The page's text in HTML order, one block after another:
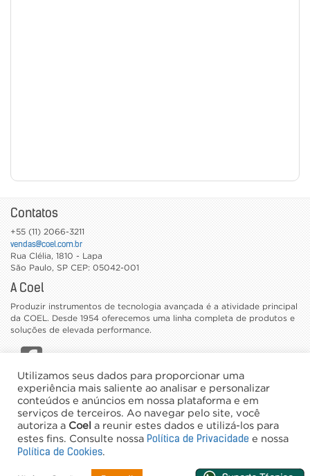
Contatos
+55 (11) 2066-3211
vendas@coel.com.br
Rua Clélia, 1810 - Lapa
São Paulo, SP CEP: 05042-001
A Coel
Produzir instrumentos de tecnologia avançada é a atividade principal
da COEL. Desde 1954 oferecemos uma linha completa de produtos e
soluções de elevada performance.
CATÁLOGOS
TRABALHE CONOSCO
NEWSLETTER
©2026 Coel - Todos os direitos reservados
Utilizamos seus dados para proporcionar uma
experiência mais saliente ao analisar e personalizar
conteúdos e anúncios em nossa plataforma e em
serviços de terceiros. Ao navegar pelo site, você
autoriza a Coel
a reunir estes dados e utilizá-los para
estes fins. Consulte nossa Política de Privacidade e nossa
Política de Cookies.